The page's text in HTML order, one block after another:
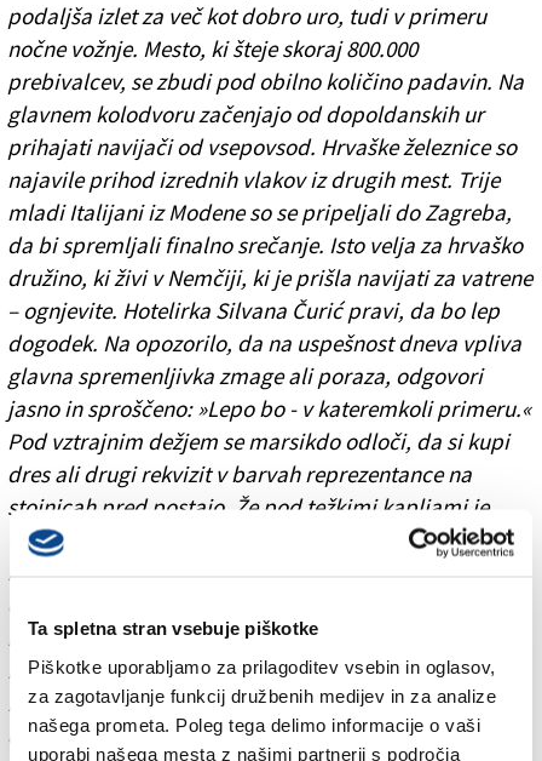
Ta spletna stran vsebuje piškotke
Piškotke uporabljamo za prilagoditev vsebin in oglasov,
za zagotavljanje funkcij družbenih medijev in za analize
našega prometa. Poleg tega delimo informacije o vaši
uporabi našega mesta z našimi partnerji s področja
podaljša izlet za več kot dobro uro, tudi v primeru
nočne vožnje. Mesto, ki šteje skoraj 800.000
prebivalcev, se zbudi pod obilno količino padavin. Na
glavnem kolodvoru začenjajo od dopoldanskih ur
prihajati navijači od vsepovsod. Hrvaške železnice so
najavile prihod izrednih vlakov iz drugih mest. Trije
mladi Italijani iz Modene so se pripeljali do Zagreba,
da bi spremljali finalno srečanje. Isto velja za hrvaško
družino, ki živi v Nemčiji, ki je prišla navijati za vatrene
– ognjevite. Hotelirka Silvana Čurić pravi, da bo lep
dogodek. Na opozorilo, da na uspešnost dneva vpliva
glavna spremenljivka zmage ali poraza, odgovori
jasno in sproščeno: »Lepo bo - v kateremkoli primeru.«
Pod vztrajnim dežjem se marsikdo odloči, da si kupi
dres ali drugi rekvizit v barvah reprezentance na
stojnicah pred postajo. Že pod težkimi kapljami je
vzdušje praznično in sproščeno. Zunanjost in
notranjost z zastavami okrašenih tramvajev
opozarjata na dogodek. Hrvaška zastava, njene barve
in belordeča šahovnica so namreč nujni rekviziti. Iz
minute v minuto se količina ljudi veča, nastop
nacionalne enajsterice pričakujejo mladi, manj mladi,
družine, otroci, Hrvati in tujci.